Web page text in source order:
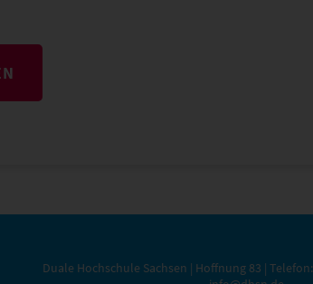
Duale Hochschule Sachsen | Hoffnung 83 | Telefon: